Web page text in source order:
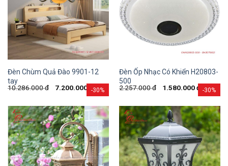
-30%
Đèn Chùm Quả Đào 9901-12
tay
10.286.000đ 7.200.000 đ -30%
Đèn Ốp Nhạc Có Khiển H20803-
500
2.257.000đ 1.580.000đ